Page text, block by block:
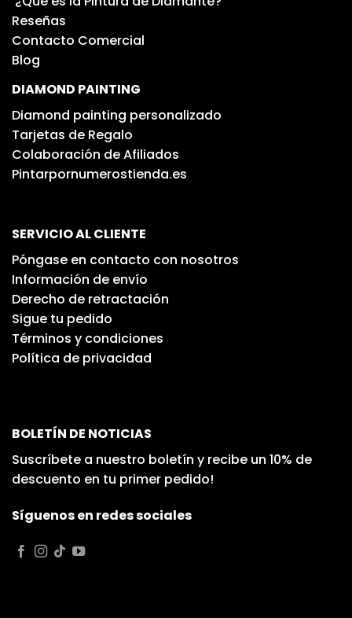
Reseñas
Contacto Comercial
Blog
DIAMOND PAINTING
Diamond painting personalizado
Tarjetas de Regalo
Colaboración de Afiliados
Pintarpornumerostienda.es
SERVICIO AL CLIENTE
Póngase en contacto con nosotros
Información de envío
Derecho de retractación
Sigue tu pedido
Términos y condiciones
Política de privacidad
BOLETÍN DE NOTICIAS
Suscríbete a nuestro boletín y recibe un 10% de
descuento en tu primer pedido!
Síguenos en redes sociales